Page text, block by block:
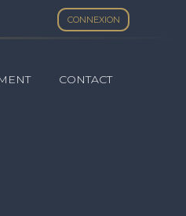
CONNEXION
CONTACT